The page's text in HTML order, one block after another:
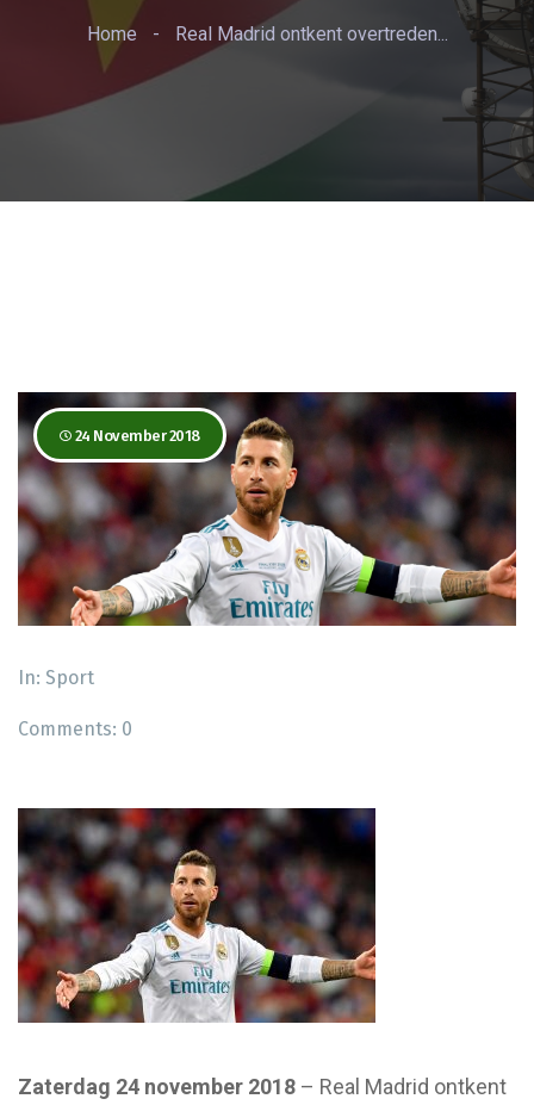
Home - Real Madrid ontkent overtreden...
24 November 2018
In: Sport
Comments: 0
Zaterdag 24 november 2018 – Real Madrid ontkent